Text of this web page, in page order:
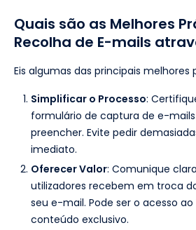
Quais são as Melhores
Recolha de E-mails
Eis algumas das principais melhores
Simplificar o Processo:
formulário de captura de e-
preencher. Evite pedir
imediato.
Oferecer Valor: Comunique
utilizadores recebem em troca
seu e-mail. Pode ser o acesso ao
conteúdo exclusivo.